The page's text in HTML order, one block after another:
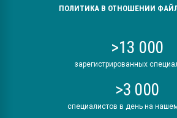
ПОЛИТИКА В ОТНОШЕНИИ
>13 000
зарегистрированных
>3 000
специалистов в день на